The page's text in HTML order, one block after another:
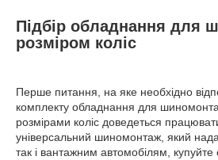
Підбір обладнання для
розміром коліс
Перше питання, на яке необхідно
комплекту обладнання для
розмірами коліс доведеться
універсальний шиномонтаж, який
так і вантажним автомобілям,